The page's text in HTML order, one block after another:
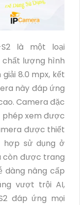
S2 là một loại
lượng hình
8.0 mpx, kết
này đáp ứng
Camera đặc
phép xem được
được thiết
hợp sử dụng ở
còn được trang
dàng nâng cấp
vượt trội AI,
đáp ứng mọi